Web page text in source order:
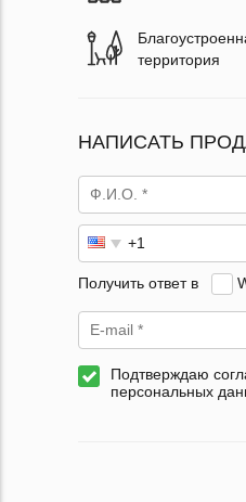
территория
НАПИСАТЬ
Получить ответ в
Подтверждаю
персональных